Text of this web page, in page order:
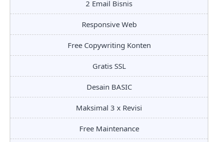
2 Email Bisnis
Responsive Web
Free Copywriting Konten
Gratis SSL
Desain BASIC
Maksimal 3 x Revisi
Free Maintenance